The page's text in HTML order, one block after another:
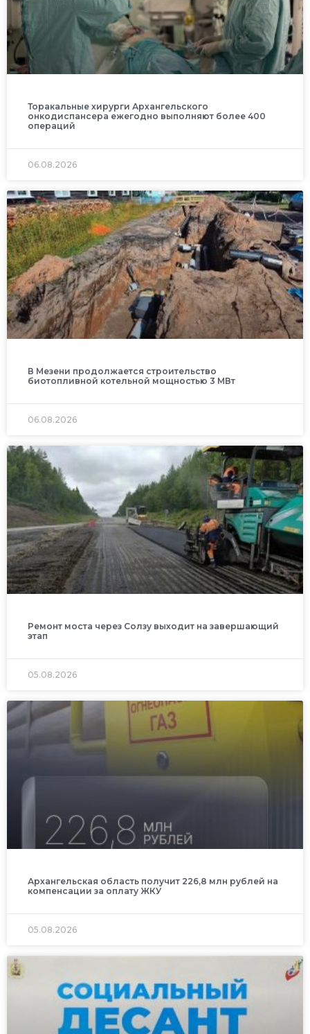
Торакальные хирурги Архангельского
онкодиспансера ежегодно выполняют более 400
операций
06.08.2026
В Мезени продолжается строительство
биотопливной котельной мощностью 3 МВт
06.08.2026
Ремонт моста через Солзу выходит на завершающий
этап
05.08.2026
Архангельская область получит 226,8 млн рублей на
компенсации за оплату ЖКУ
05.08.2026